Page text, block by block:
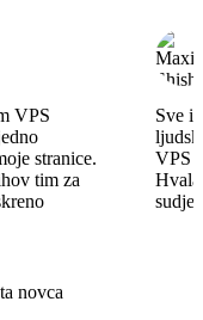
VPS
stranice.
tim za
Sve
VPS
novca